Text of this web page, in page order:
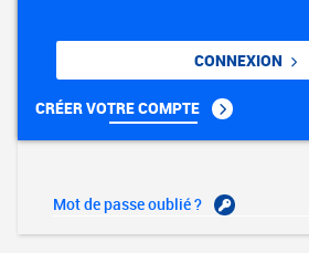
CONNEXION
CRÉER VOTRE COMPTE
Mot de passe oublié ?